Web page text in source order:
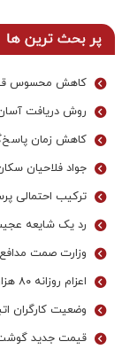
پر بحث ترین ها
کاهش محسوس
روش دریافت آسان وام ۱۵ میلیونی بازنشستگان
کاهش زمان پاسخ‌گویی سامانه 137
جواد فلاحیان
ترکیب احتمالی
رد یک شایعه عجیب
وزارت صمت
اعزام روزانه ۸۰ هزار زائر اربعین با ناوگان جاده‌ای
وضعیت کارگران
قیمت جدید گوشت